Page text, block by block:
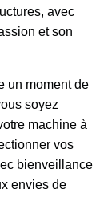
avec
et son
un moment de
soyez
machine à
vos
bienveillance
envies de